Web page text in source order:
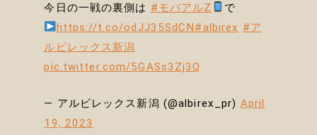
今日の一戦の裏側は #モバアルZ
で
https://t.co/odJJ35SdCN#albirex #ア
ルビレックス新潟
pic.twitter.com/5GASs3Zj3Q
— アルビレックス新潟 (@albirex_pr) April
19, 2023